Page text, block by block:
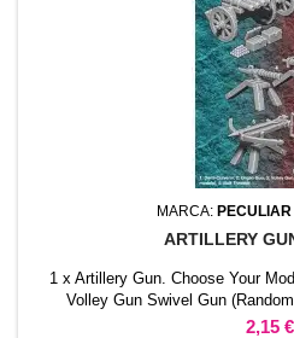
MARCA:
ARTILLERY
1 x Artillery Gun. Choose Your
Volley Gun Swivel Gun
Precio
2,15 €